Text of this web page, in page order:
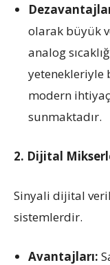
olarak büyük
analog
yetenekleriyle
modern
sunmaktadır.
2. Dijital
Sinyali dijital
sistemlerdir.
Avantajları: